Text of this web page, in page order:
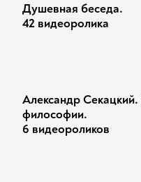
Душевная беседа.
42 видеоролика
Александр
философии.
6 видеороликов